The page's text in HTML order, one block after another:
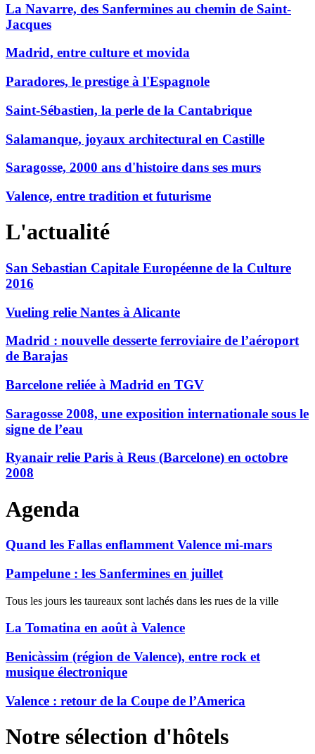
La Navarre, des Sanfermines au chemin de Saint-
Jacques
Madrid, entre culture et movida
Paradores, le prestige à l'Espagnole
Saint-Sébastien, la perle de la Cantabrique
Salamanque, joyaux architectural en Castille
Saragosse, 2000 ans d'histoire dans ses murs
Valence, entre tradition et futurisme
L'actualité
San Sebastian Capitale Européenne de la Culture
2016
Vueling relie Nantes à Alicante
Madrid : nouvelle desserte ferroviaire de l’aéroport
de Barajas
Barcelone reliée à Madrid en TGV
Saragosse 2008, une exposition internationale sous le
signe de l’eau
Ryanair relie Paris à Reus (Barcelone) en octobre
2008
Agenda
Quand les Fallas enflamment Valence mi-mars
Pampelune : les Sanfermines en juillet
Tous les jours les taureaux sont lachés dans les rues de la ville
La Tomatina en août à Valence
Benicàssim (région de Valence), entre rock et
musique électronique
Valence : retour de la Coupe de l’America
Notre sélection d'hôtels